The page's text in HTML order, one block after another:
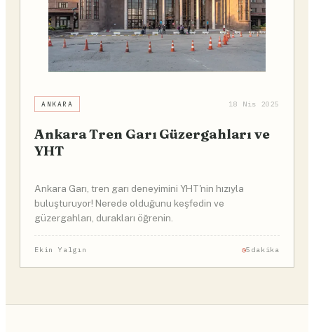
ANKARA 18 Nis 2025
Ankara Tren Garı Güzergahları ve
YHT
Ankara Garı, tren garı deneyimini YHT'nin hızıyla
buluşturuyor! Nerede olduğunu keşfedin ve
güzergahları, durakları öğrenin.
Ekin Yalgın 5dakika